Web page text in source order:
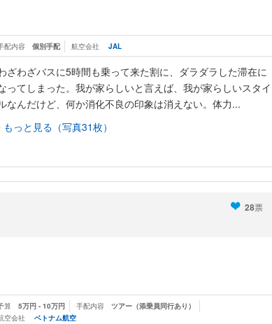
配内容 個別手配 航空会社 JAL
ざわざバスに5時間も乗って来た割に、ダラダラした滞在に
ってしまった。我が家らしいと言えば、我が家らしいスタイ
なんだけど、何か消化不良の印象は消えない。体力...
もっと見る（写真31枚）
28票
算 5万円 - 10万円 手配内容
ツアー（添乗員同行あり）
空会社
ベトナム航空